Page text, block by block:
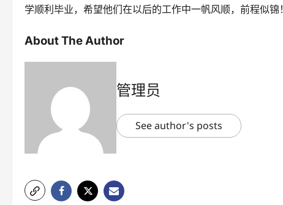
学顺利毕业，希望他们在以后的工作中一帆风顺，前程似锦！
About The Author
管理员
See author's posts